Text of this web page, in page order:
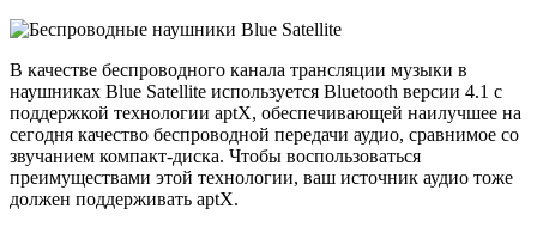
В качестве беспроводного канала трансляции музыки в
наушниках Blue Satellite используется Bluetooth версии 4.1 с
поддержкой технологии aptX, обеспечивающей наилучшее на
сегодня качество беспроводной передачи аудио, сравнимое со
звучанием компакт-диска. Чтобы воспользоваться
преимуществами этой технологии, ваш источник аудио тоже
должен поддерживать aptX.